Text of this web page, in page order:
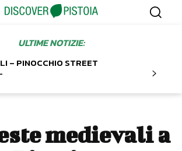
ULTIME NOTIZIE:
– PINOCCHIO STREET
medievali a